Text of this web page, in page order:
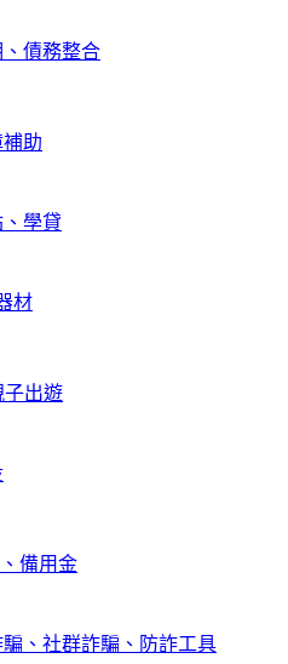
債務整合
助
學貸
材
子出遊
備用金
、社群詐騙、防詐工具